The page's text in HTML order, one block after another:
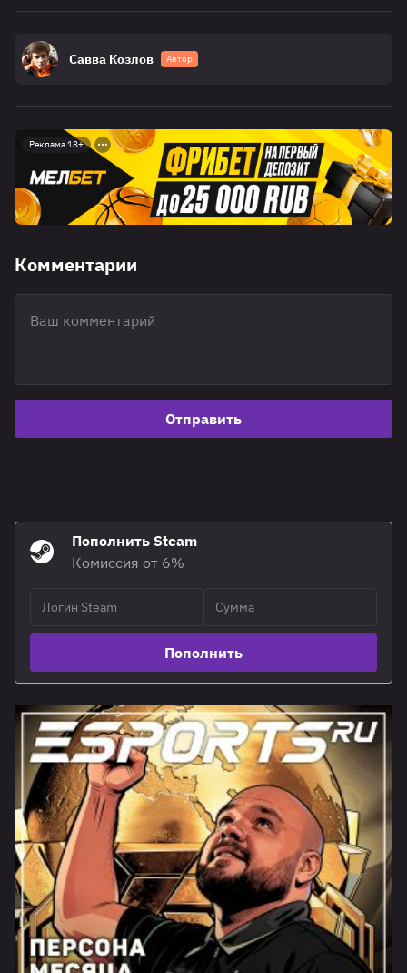
Савва Козлов Автор
Реклама 18+
Комментарии
Отправить
Пополнить Steam
Комиссия от 6%
Пополнить